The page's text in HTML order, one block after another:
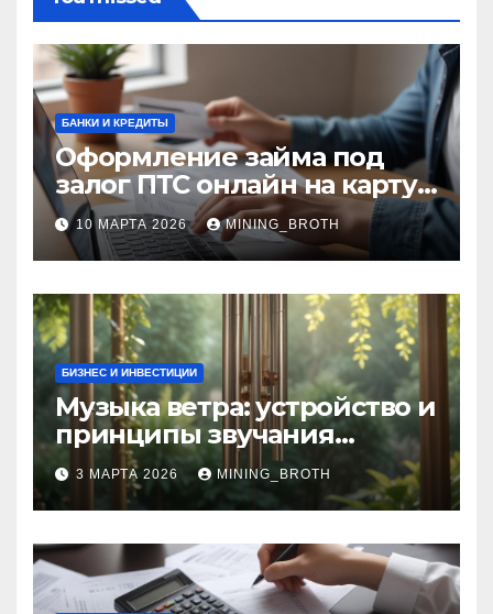
БАНКИ И КРЕДИТЫ
Оформление займа под
залог ПТС онлайн на карту
без визита в офис: порядок,
требования и документы
10 МАРТА 2026 MINING_BROTH
БИЗНЕС И ИНВЕСТИЦИИ
Музыка ветра: устройство и
принципы звучания
колокольчиков
3 МАРТА 2026 MINING_BROTH